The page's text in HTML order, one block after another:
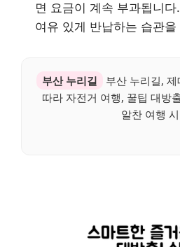
면 요금이 계속 부과됩니
여유 있게 반납하는 습관을
부산 누리길
부산 누리길,
따라 자전거 여행, 꿀팁 대방
알찬 여행